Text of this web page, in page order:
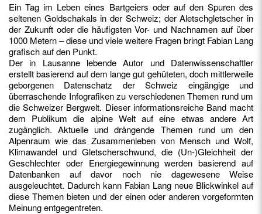
Ein Tag im Leben eines Bartgeiers oder auf den Spuren des
seltenen Goldschakals in der Schweiz; der Aletschgletscher in
der Zukunft oder die häufigsten Vor- und Nachnamen auf über
1000 Metern – diese und viele weitere Fragen bringt Fabian Lang
grafisch auf den Punkt.
Der in Lausanne lebende Autor und Datenwissenschaftler
erstellt basierend auf dem lange gut gehüteten, doch mittlerweile
geborgenen Datenschatz der Schweiz eingängige und
überraschende Infografiken zu verschiedenen Themen rund um
die Schweizer Bergwelt. Dieser informationsreiche Band macht
dem Publikum die alpine Welt auf eine etwas andere Art
zugänglich. Aktuelle und drängende Themen rund um den
Alpenraum wie das Zusammenleben von Mensch und Wolf,
Klimawandel und Gletscherschwund, die (Un-)Gleichheit der
Geschlechter oder Energiegewinnung werden basierend auf
Datenbanken auf davor noch nie dagewesene Weise
ausgeleuchtet. Dadurch kann Fabian Lang neue Blickwinkel auf
diese Themen bieten und der einen oder anderen vorgeformten
Meinung entgegentreten.